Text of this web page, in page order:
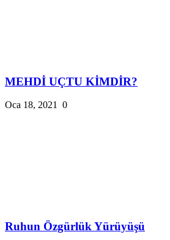
MEHDİ UÇTU KİMDİR?
Oca 18, 2021 0
Ruhun Özgürlük Yürüyüşü